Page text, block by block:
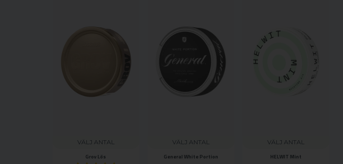
VÄLJ ANTAL
Grov Lös
VÄLJ ANTAL
General White Portion
VÄLJ ANTAL
HELWIT Mint